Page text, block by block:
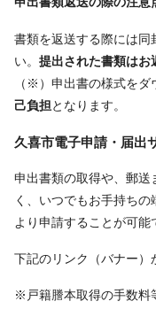
書類を返送する際には
い。 提出された書類はお
（※）申出書の様式をダ
己負担となります。
久喜市電子申請・届出
申出書類の取得や、郵送
く、いつでもお手持ち
より申請することが可能
下記のリンク（バナー）
※戸籍謄本取得の手数料